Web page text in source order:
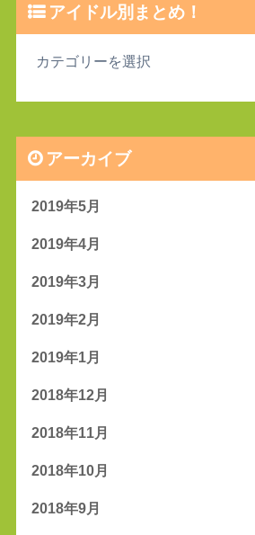
アイドル別まとめ！
アーカイブ
2019年5月
2019年4月
2019年3月
2019年2月
2019年1月
2018年12月
2018年11月
2018年10月
2018年9月